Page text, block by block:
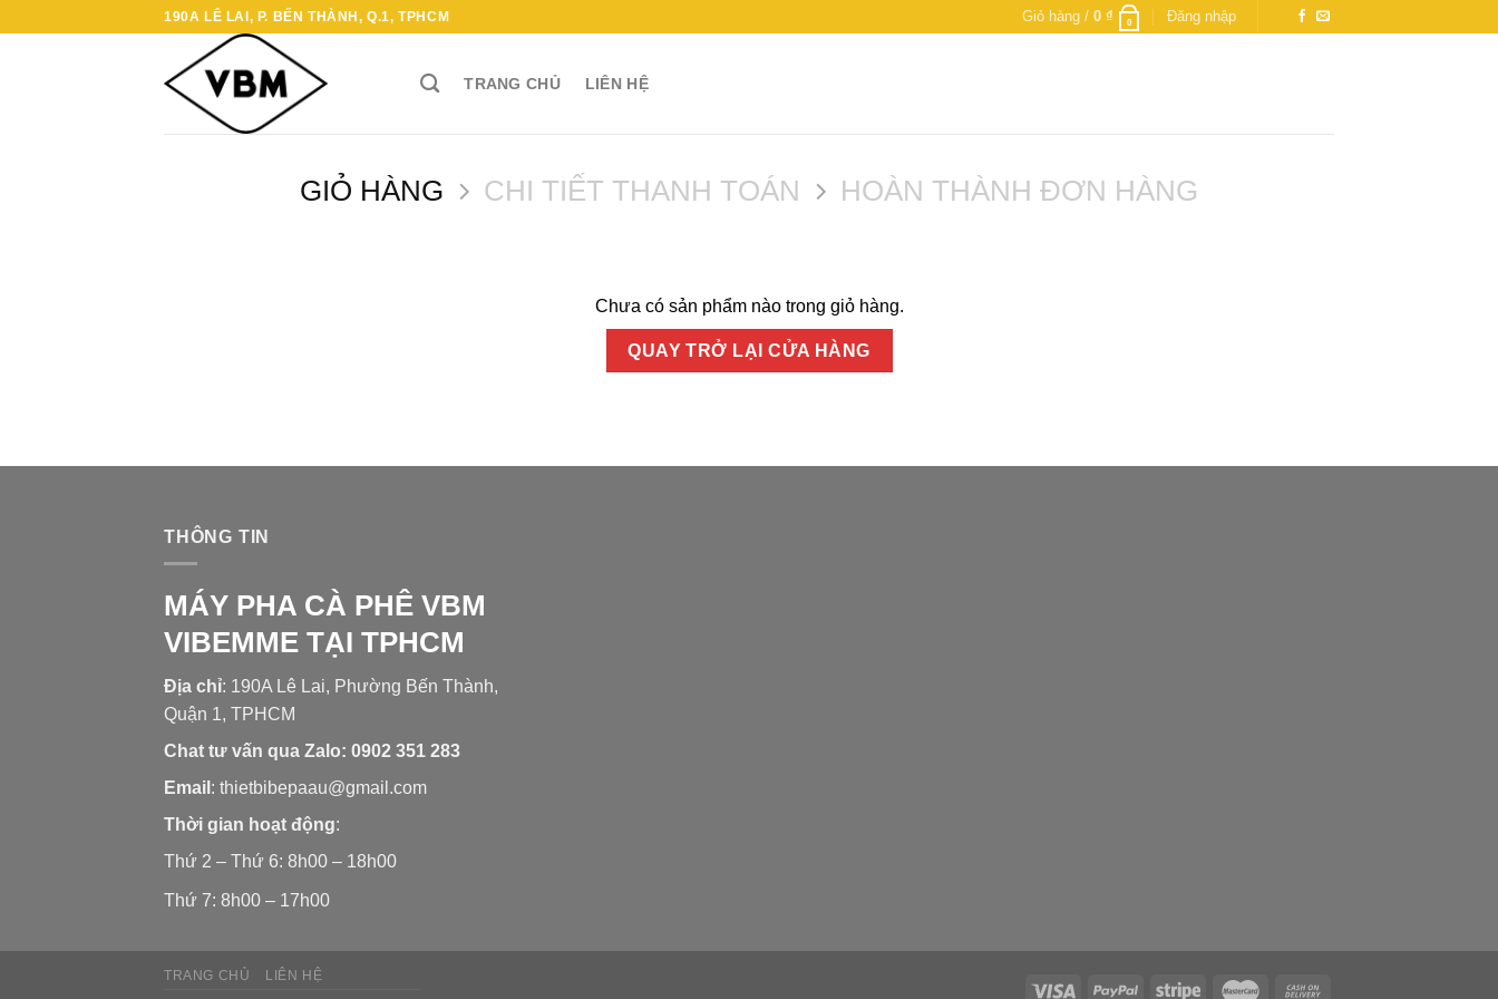
190A LÊ LAI, P. BẾN THÀNH, Q.1, TPHCM Giỏ hàng / 0 ₫ 0 Đăng nhập
TRANG CHỦ LIÊN HỆ
GIỎ HÀNG CHI TIẾT THANH TOÁN HOÀN THÀNH ĐƠN HÀNG
Chưa có sản phẩm nào trong giỏ hàng.
QUAY TRỞ LẠI CỬA HÀNG
THÔNG TIN
MÁY PHA CÀ PHÊ VBM
VIBEMME TẠI TPHCM
Địa chỉ: 190A Lê Lai, Phường Bến Thành,
Quận 1, TPHCM
Chat tư vấn qua Zalo: 0902 351 283
Email : thietbibepaau@gmail.com
Thời gian hoạt động:
Thứ 2 – Thứ 6: 8h00 – 18h00
Thứ 7: 8h00 – 17h00
TRANG CHỦ LIÊN HỆ